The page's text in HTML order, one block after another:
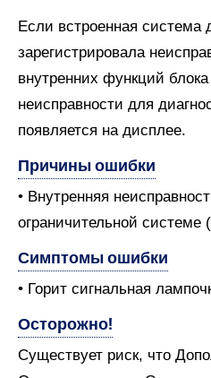
Если встроенная система
зарегистрировала
внутренних функций
неисправности для
появляется на дисплее.
Причины ошибки
• Внутренняя
ограничительной системе
Симптомы ошибки
• Горит сигнальная
Осторожно!
Существует риск, что